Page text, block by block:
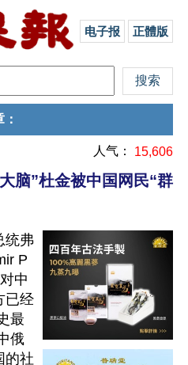
电子报 正體版
：
人气： 15,606
脑”杜金被中国网民“群
统弗
P
中
已经
最
俄
的社